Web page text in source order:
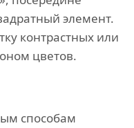
элемент.
контрастных или
цветов.
способам